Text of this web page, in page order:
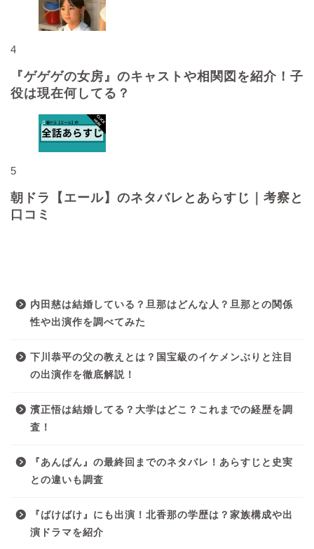
4
『ゲゲゲの女房』のキャストや相関図を紹介！子
役は現在何してる？
5
朝ドラ【エール】のネタバレとあらすじ｜考察と
口コミ
内田慈は結婚している？旦那はどんな人？旦那との関係
性や出演作を調べてみた
下川恭平の父の教えとは？国宝級のイケメンぶりと注目
の出演作を徹底解説！
濱正悟は結婚してる？大学はどこ？これまでの経歴を調
査！
『あんぱん』の最終回までのネタバレ！あらすじと史実
との違いも調査
『ばけばけ』にも出演！北香那の学歴は？家族構成や出
演ドラマを紹介